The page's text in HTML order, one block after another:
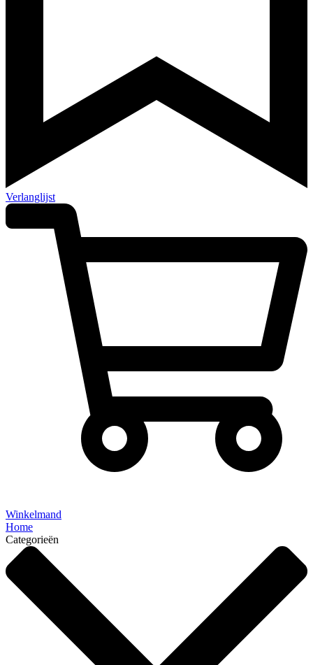
Verlanglijst
Winkelmand
Home
Categorieën